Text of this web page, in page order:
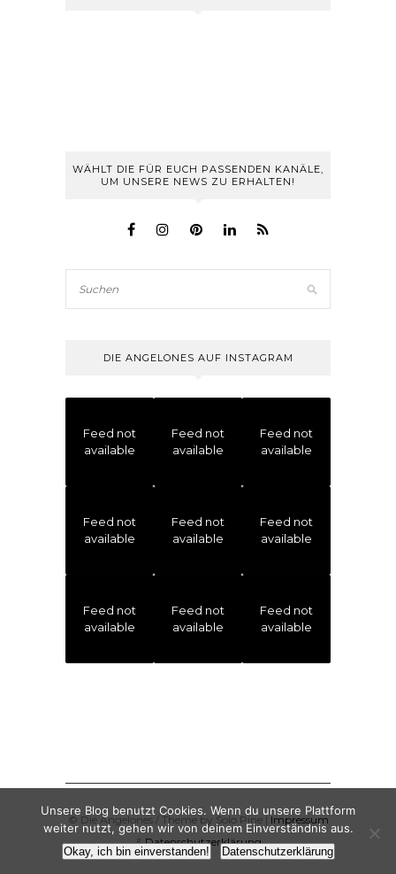
WÄHLT DIE FÜR EUCH PASSENDEN KANÄLE,
UM UNSERE NEWS ZU ERHALTEN!
DIE ANGELONES AUF INSTAGRAM
Feed not
available
Feed not
available
Feed not
available
Feed not
available
Feed not
available
Feed not
available
Feed not
available
Feed not
available
Feed not
available
© Die Angelones / Theme by Solo Pine | Impressum
&Datenschutzerklärung
Unsere Blog benutzt Cookies. Wenn du unsere Plattform
weiter nutzt, gehen wir von deinem Einverständnis aus.
Okay, ich bin einverstanden! Datenschutzerklärung